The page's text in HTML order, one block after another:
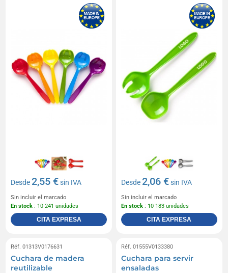
Desde2,55 €sin IVA
Sin incluir el marcado
En stock : 10 241 unidades
CITA EXPRESA
Desde2,06 €sin IVA
Sin incluir el marcado
En stock : 10 183 unidades
CITA EXPRESA
Réf. 01313V0176631
Cuchara de madera
reutilizable
Réf. 01555V0133380
Cuchara para servir
ensaladas